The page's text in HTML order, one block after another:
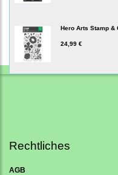
Hero Arts Stamp &
24,99 €
Rechtliches
AGB